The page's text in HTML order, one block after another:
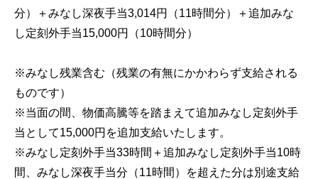
分）＋みなし深夜手当3,014円（11時間分）＋追加みな
し定刻外手当15,000円（10時間分）
※みなし残業含む（残業の有無にかかわらず支給される
ものです）
※当面の間、物価高騰等を踏まえて追加みなし定刻外手
当として15,000円を追加支給いたします。
※みなし定刻外手当33時間＋追加みなし定刻外手当10時
間、みなし深夜手当分（11時間）を超えた分は別途支給